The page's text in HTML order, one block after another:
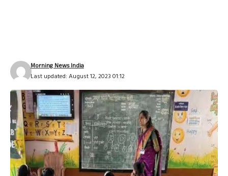
Last updated: August 12, 2023 01:12
Morning News India